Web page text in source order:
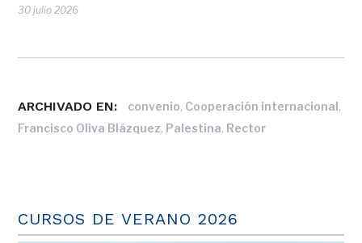
30 julio 2026
ARCHIVADO EN: convenio, Cooperación internacional,
Francisco Oliva Blázquez, Palestina, Rector
CURSOS DE VERANO 2026